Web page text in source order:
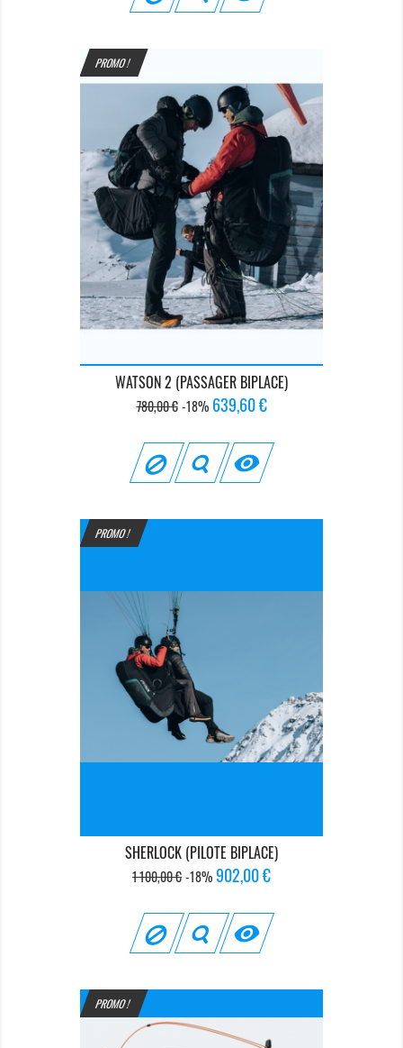
PROMO !
WATSON 2 (PASSAGER BIPLACE)
Prix
base
780,00 € -18% Prix
639,60 €

PROMO !
SHERLOCK (PILOTE BIPLACE)
Prix
base
1 100,00 €-18%Prix
902,00 €

PROMO !